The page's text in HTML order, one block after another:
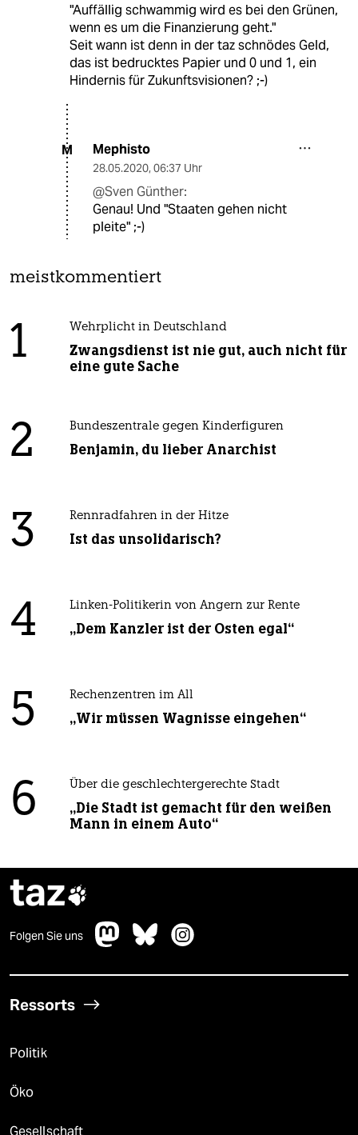
"Auffällig schwammig wird es bei den Grünen,
wenn es um die Finanzierung geht."
Seit wann ist denn in der taz schnödes Geld,
das ist bedrucktes Papier und 0 und 1, ein
Hindernis für Zukunftsvisionen? ;-)
M Mephisto
28.05.2020, 06:37 Uhr
@Sven Günther:
Genau! Und "Staaten gehen nicht
pleite" ;-)
meistkommentiert
1 Wehrplicht in Deutschland
Zwangsdienst ist nie gut, auch nicht für
eine gute Sache
2 Bundeszentrale gegen Kinderfiguren
Benjamin, du lieber Anarchist
3 Rennradfahren in der Hitze
Ist das unsolidarisch?
4 Linken-Politikerin von Angern zur Rente
„Dem Kanzler ist der Osten egal“
5 Rechenzentren im All
„Wir müssen Wagnisse eingehen“
6 Über die geschlechtergerechte Stadt
„Die Stadt ist gemacht für den weißen
Mann in einem Auto“
taz
Folgen Sie uns
Ressorts
Politik
Öko
Gesellschaft